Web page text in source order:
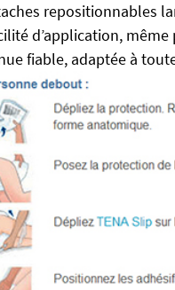
repositionnables
d’application,
fiable, adaptée à